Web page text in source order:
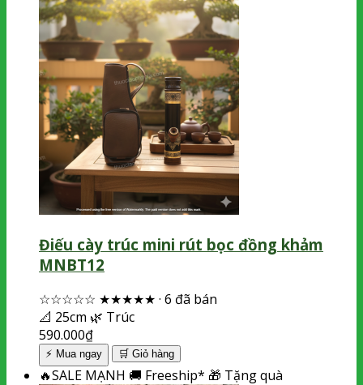
Điếu cày trúc mini rút bọc đồng khảm
MNBT12
☆☆☆☆☆ ★★★★★ · 6 đã bán
📐 25cm 🌿 Trúc
590.000₫
⚡ Mua ngay 🛒 Giỏ hàng
🔥SALE MẠNH 🚚 Freeship* 🎁 Tặng quà